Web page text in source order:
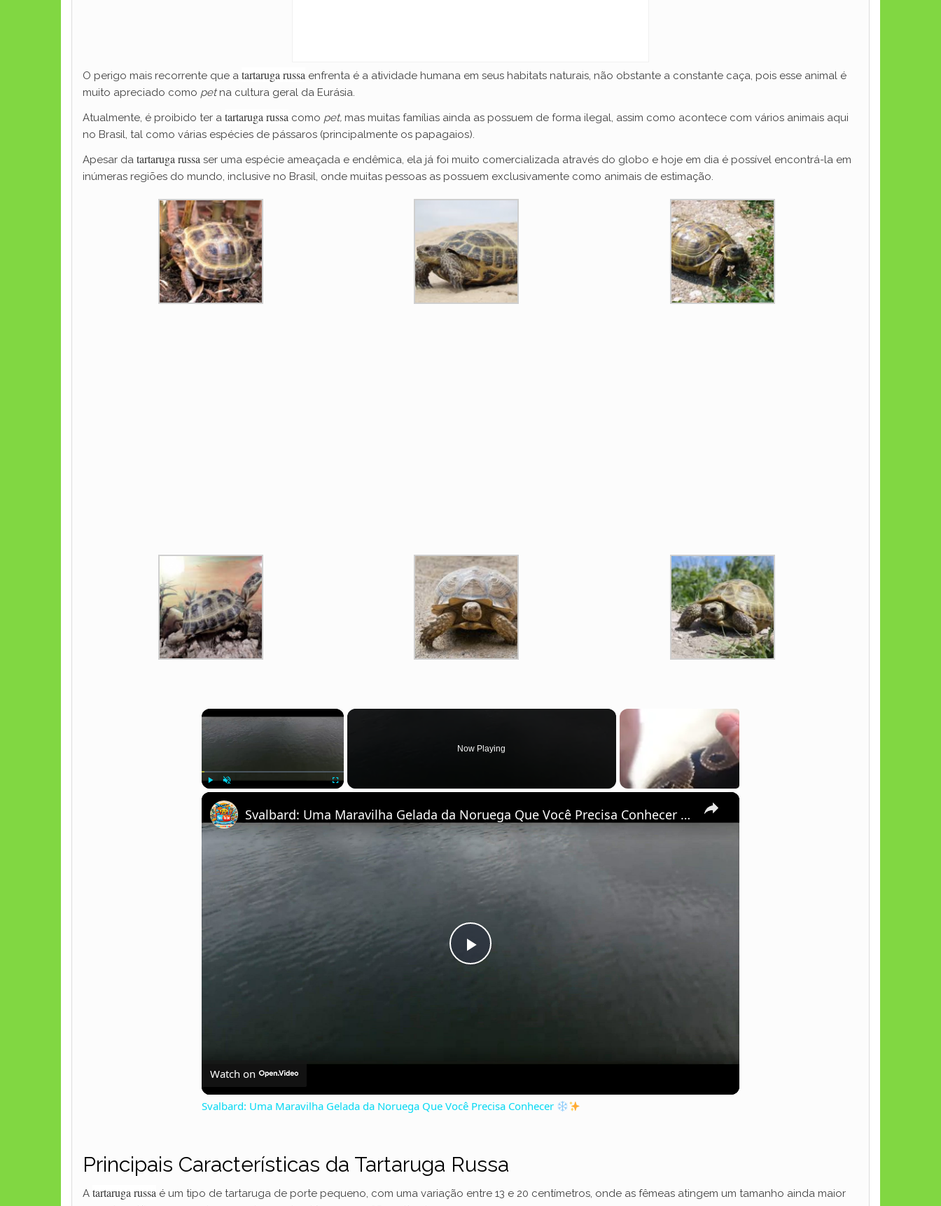
O perigo mais recorrente que a tartaruga russa enfrenta é a atividade humana em seus habitats naturais, não obstante a constante caça, pois esse animal é
muito apreciado como petna cultura geral da Eurásia.
Atualmente, é proibido ter a tartaruga russa como pet, mas muitas famílias ainda as possuem de forma ilegal, assim como acontece com vários animais aqui
no Brasil, tal como várias espécies de pássaros (principalmente os papagaios).
Apesar da tartaruga russa ser uma espécie ameaçada e endêmica, ela já foi muito comercializada através do globo e hoje em dia é possível encontrá-la em
inúmeras regiões do mundo, inclusive no Brasil, onde muitas pessoas as possuem exclusivamente como animais de estimação.
×
Now Playing
×
P
y
i
Svalbard: Uma Maravilha Gelada da Noruega Que Você Precisa Conhecer
Watch on
Svalbard: Uma Maravilha Gelada da Noruega Que Você Precisa Conhecer
Principais Características da Tartaruga Russa
A tartaruga russa é um tipo de tartaruga de porte pequeno, com uma variação entre 13 e 20 centímetros, onde as fêmeas atingem um tamanho ainda maior